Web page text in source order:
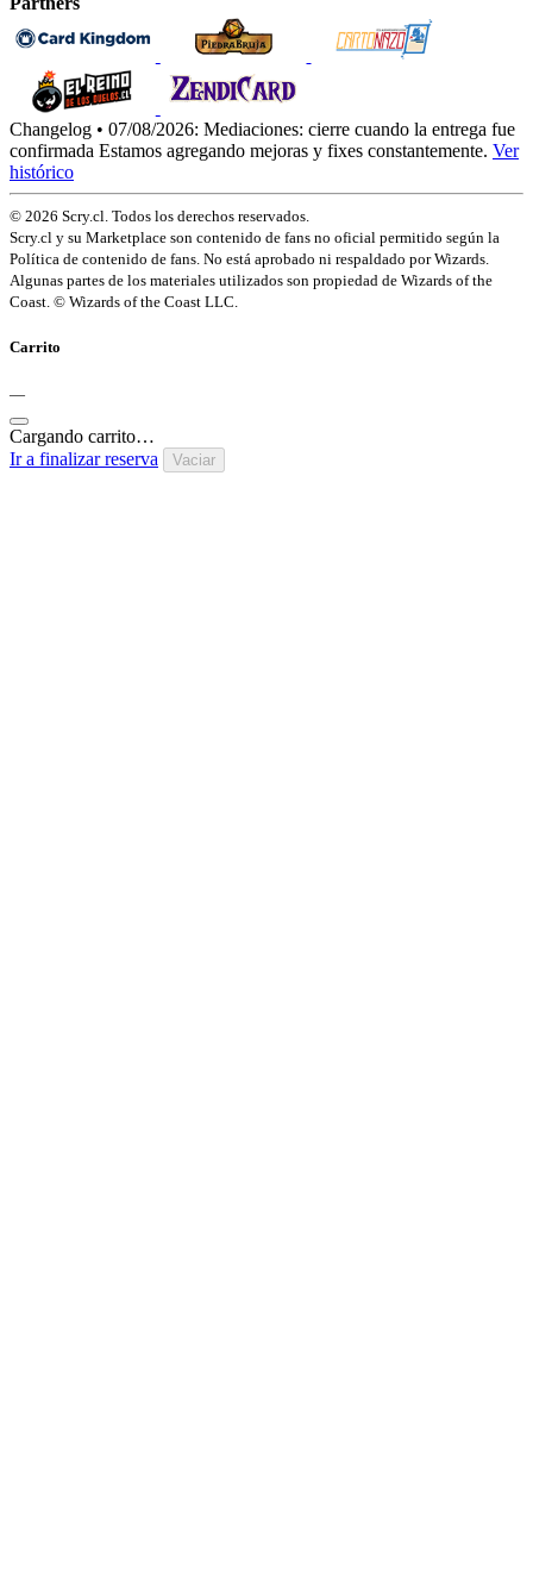
Changelog • 07/08/2026: Mediaciones: cierre cuando la entrega fue
confirmada Estamos agregando mejoras y fixes constantemente. Ver
histórico
© 2026 Scry.cl. Todos los derechos reservados.
Scry.cl y su Marketplace son contenido de fans no oficial permitido según la
Política de contenido de fans. No está aprobado ni respaldado por Wizards.
Algunas partes de los materiales utilizados son propiedad de Wizards of the
Coast. © Wizards of the Coast LLC.
Carrito
—
Cargando carrito…
Ir a finalizar reserva
Vaciar